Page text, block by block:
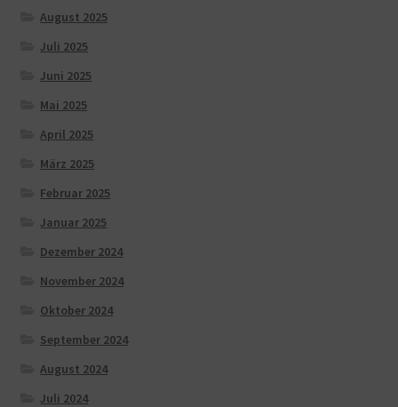
August 2025
Juli 2025
Juni 2025
Mai 2025
April 2025
März 2025
Februar 2025
Januar 2025
Dezember 2024
November 2024
Oktober 2024
September 2024
August 2024
Juli 2024